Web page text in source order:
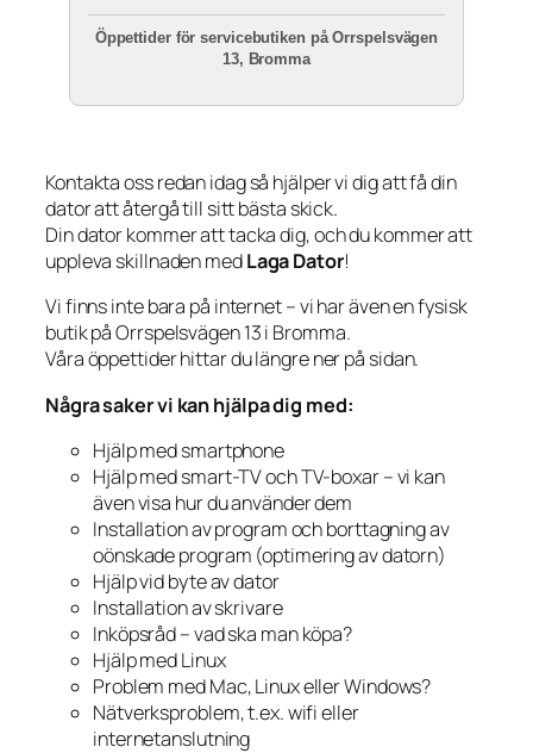
Öppettider för servicebutiken på Orrspelsvägen
13, Bromma
Kontakta oss redan idag så hjälper vi dig att få din
dator att återgå till sitt bästa skick.
Din dator kommer att tacka dig, och du kommer att
uppleva skillnaden medLaga Dator!
Vi finns inte bara på internet – vi har även en fysisk
butik på Orrspelsvägen 13 i Bromma.
Våra öppettider hittar du längre ner på sidan.
Några saker vi kan hjälpa dig med:
Hjälp med smartphone
Hjälp med smart-TV och TV-boxar – vi kan
även visa hur du använder dem
Installation av program och borttagning av
oönskade program (optimering av datorn)
Hjälp vid byte av dator
Installation av skrivare
Inköpsråd – vad ska man köpa?
Hjälp med Linux
Problem med Mac, Linux eller Windows?
Nätverksproblem, t.ex. wifi eller
internetanslutning